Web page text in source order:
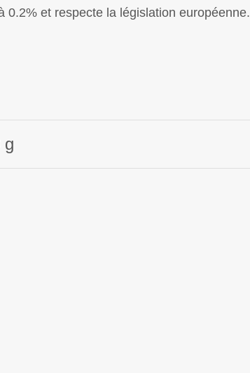
0.2% et respecte la législation européenne.
g